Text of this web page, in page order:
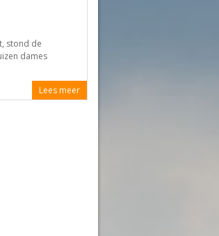
stond de
dames
Lees meer